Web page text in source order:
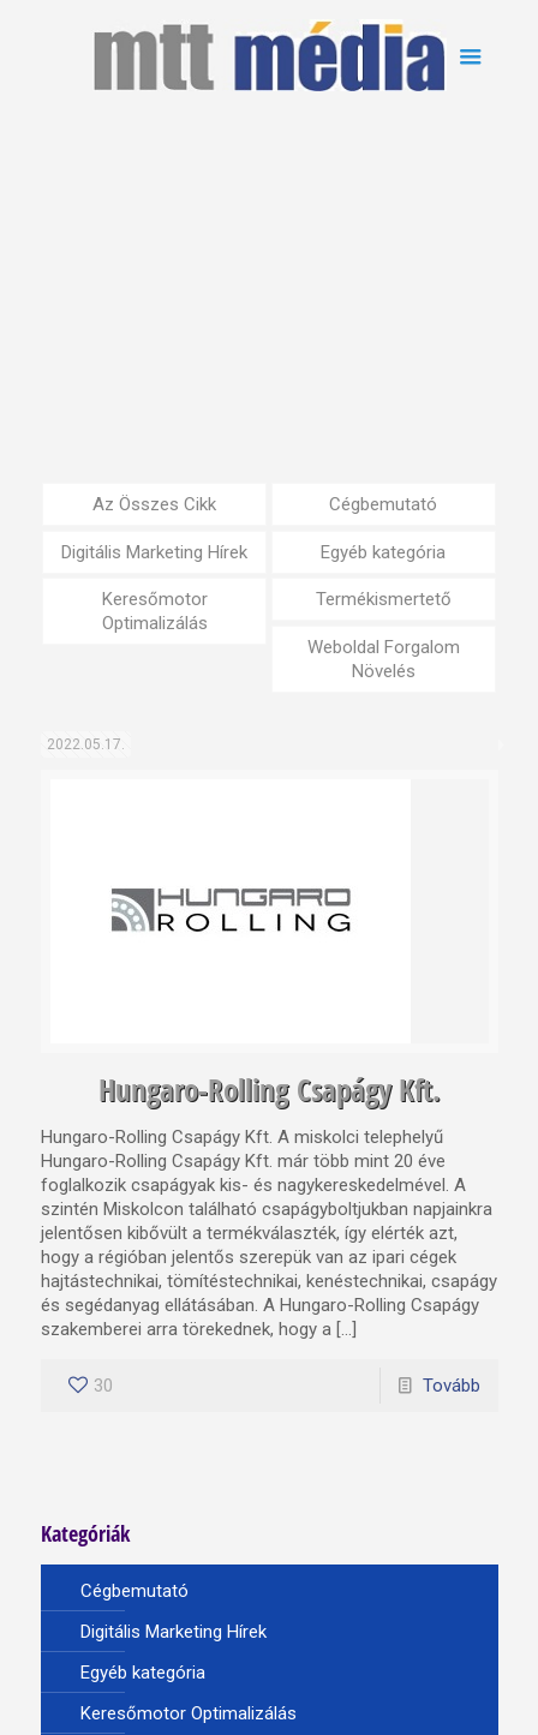
Az Összes Cikk Cégbemutató
Digitális Marketing Hírek Egyéb kategória
Keresőmotor
Optimalizálás
Termékismertető
Weboldal Forgalom
Növelés
2022.05.17.
Hungaro-Rolling Csapágy Kft.
Hungaro-Rolling Csapágy Kft. A miskolci telephelyű
Hungaro-Rolling Csapágy Kft. már több mint 20 éve
foglalkozik csapágyak kis- és nagykereskedelmével. A
szintén Miskolcon található csapágyboltjukban napjainkra
jelentősen kibővült a termékválaszték, így elérték azt,
hogy a régióban jelentős szerepük van az ipari cégek
hajtástechnikai, tömítéstechnikai, kenéstechnikai, csapágy
és segédanyag ellátásában. A Hungaro-Rolling Csapágy
szakemberei arra törekednek, hogy a […]
30 Tovább
Kategóriák
Cégbemutató
Digitális Marketing Hírek
Egyéb kategória
Keresőmotor Optimalizálás